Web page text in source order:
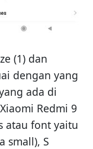
(1) dan
dengan yang
ada di
Redmi 9
atau font yaitu
small), S